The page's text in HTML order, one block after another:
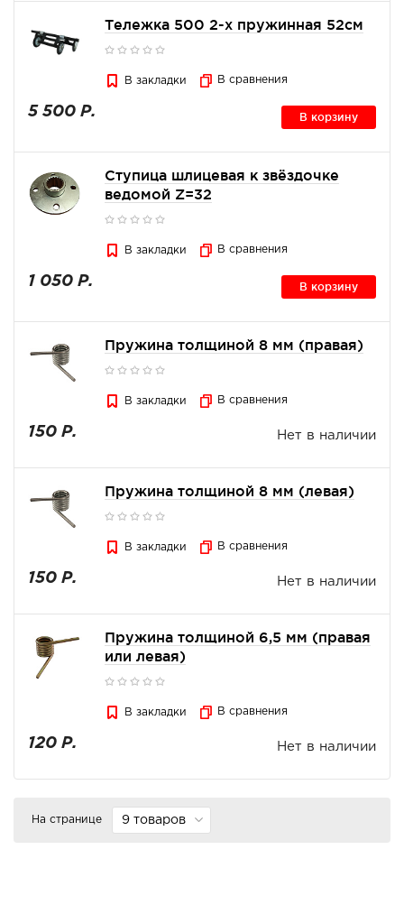
Тележка 500 2-х пружинная 52см
В закладки В сравнения
5 500 Р. В корзину
Ступица шлицевая к звёздочке
ведомой Z=32
В закладки В сравнения
1 050 Р. В корзину
Пружина толщиной 8 мм (правая)
В закладки В сравнения
150 Р. Нет в наличии
Пружина толщиной 8 мм (левая)
В закладки В сравнения
150 Р. Нет в наличии
Пружина толщиной 6,5 мм (правая
или левая)
В закладки В сравнения
120 Р. Нет в наличии
На странице 9 товаров